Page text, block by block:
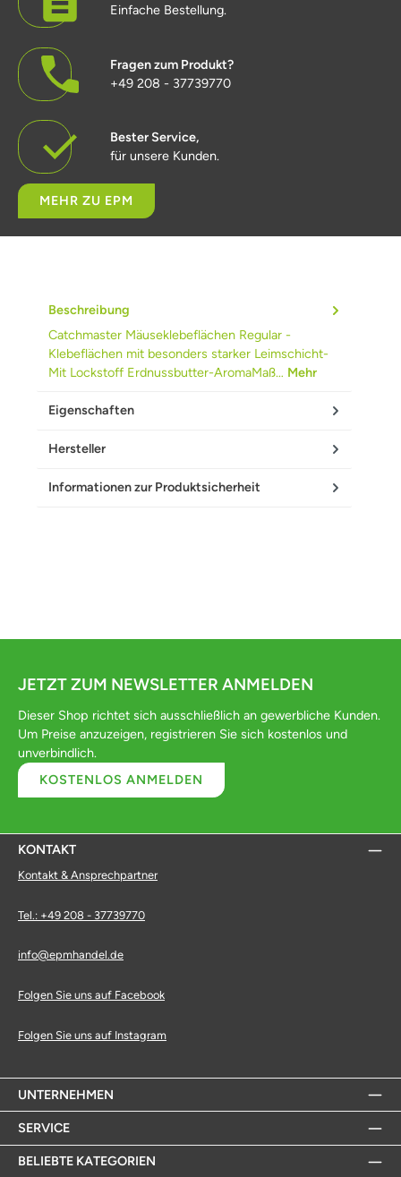
Einfache Bestellung.
Fragen zum Produkt?
+49 208 - 37739770
Bester Service,
für unsere Kunden.
MEHR ZU EPM
Beschreibung
Catchmaster Mäuseklebeflächen Regular -
Klebeflächen mit besonders starker Leimschicht-
Mit Lockstoff Erdnussbutter-AromaMaß… Mehr
Eigenschaften
Hersteller
Informationen zur Produktsicherheit
JETZT ZUM NEWSLETTER ANMELDEN
Dieser Shop richtet sich ausschließlich an gewerbliche Kunden.
Um Preise anzuzeigen, registrieren Sie sich kostenlos und
unverbindlich.
KOSTENLOS ANMELDEN
KONTAKT
Kontakt & Ansprechpartner
Tel.: +49 208 - 37739770
info@epmhandel.de
Folgen Sie uns auf Facebook
Folgen Sie uns auf Instagram
UNTERNEHMEN
SERVICE
BELIEBTE KATEGORIEN